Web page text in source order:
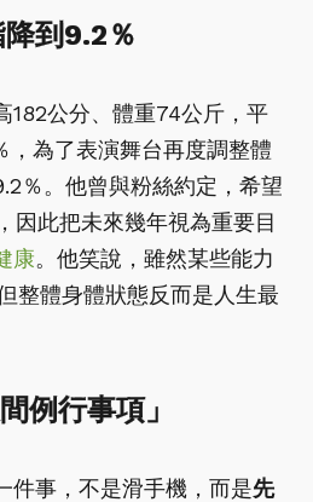
到9.2％
182公分、體重74公斤，平
，為了表演舞台再度調整體
％。他曾與粉絲約定，希望
因此把未來幾年視為重要目
康。他笑說，雖然某些能力
整體身體狀態反而是人生最
例行事項」
件事，不是滑手機，而是先